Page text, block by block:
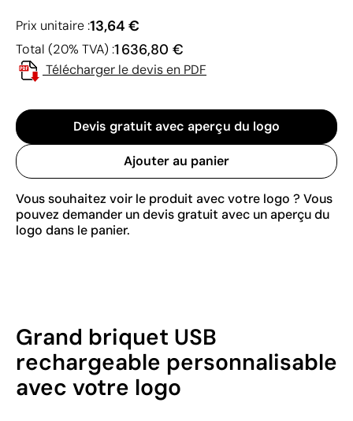
Prix unitaire :13,64 €
Total (20% TVA) :1 636,80 €
Télécharger le devis en PDF
Devis gratuit avec aperçu du logo
Ajouter au panier
Vous souhaitez voir le produit avec votre logo ? Vous
pouvez demander un devis gratuit avec un aperçu du
logo dans le panier.
Grand briquet USB
rechargeable personnalisable
avec votre logo